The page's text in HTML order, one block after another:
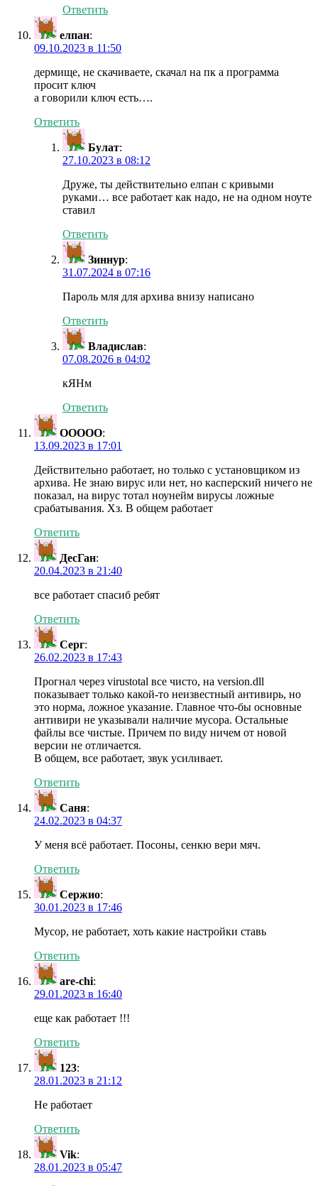
Ответить
елпан:
09.10.2023 в 11:50
дермище, не скачиваете, скачал на пк а программа
просит ключ
а говорили ключ есть….
Ответить
Булат:
27.10.2023 в 08:12
Друже, ты действительно елпан с кривыми
руками… все работает как надо, не на одном ноуте
ставил
Ответить
Зиннур:
31.07.2024 в 07:16
Пароль мля для архива внизу написано
Ответить
Владислав:
07.08.2026 в 04:02
кЯНм
Ответить
ООООО:
13.09.2023 в 17:01
Действительно работает, но только с установщиком из
архива. Не знаю вирус или нет, но касперский ничего не
показал, на вирус тотал ноунейм вирусы ложные
срабатывания. Хз. В общем работает
Ответить
ДесГан:
20.04.2023 в 21:40
все работает спасиб ребят
Ответить
Серг:
26.02.2023 в 17:43
Прогнал через virustotal все чисто, на version.dll
показывает только какой-то неизвестный антивирь, но
это норма, ложное указание. Главное что-бы основные
антивири не указывали наличие мусора. Остальные
файлы все чистые. Причем по виду ничем от новой
версии не отличается.
В общем, все работает, звук усиливает.
Ответить
Саня:
24.02.2023 в 04:37
У меня всё работает. Посоны, сенкю вери мяч.
Ответить
Сержио:
30.01.2023 в 17:46
Мусор, не работает, хоть какие настройки ставь
Ответить
are-chi:
29.01.2023 в 16:40
еще как работает !!!
Ответить
123:
28.01.2023 в 21:12
Не работает
Ответить
Vik:
28.01.2023 в 05:47